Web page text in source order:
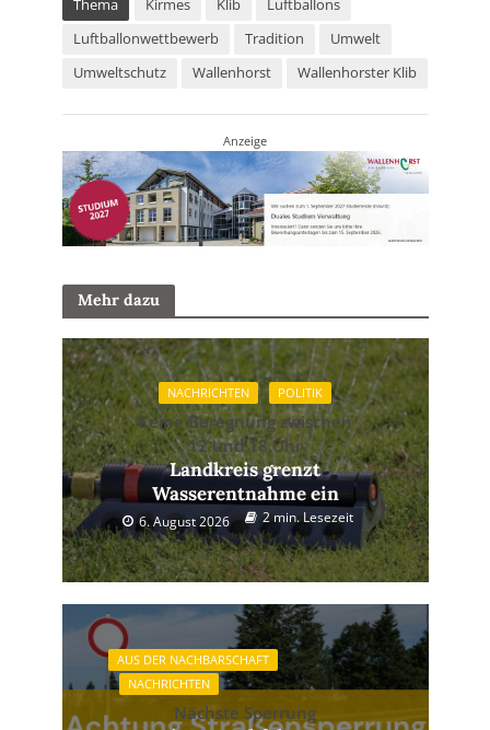
Thema Kirmes Klib
Luftballons
Luftballonwettbewerb
Tradition
Umwelt
Umweltschutz
Wallenhorst Wallenhorster Klib
Anzeige
Mehr dazu
NACHRICHTEN POLITIK
Keine Beregnung zwischen
12 und 18 Uhr
Landkreis grenzt
Wasserentnahme ein
6. August 2026 2 min. Lesezeit
AUS DER NACHBARSCHAFT
NACHRICHTEN
Nächste Sperrung